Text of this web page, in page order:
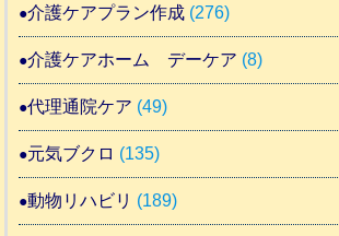
介護ケアプラン作成 (276)
介護ケアホーム デーケア (8)
代理通院ケア (49)
元気ブクロ (135)
動物リハビリ (189)